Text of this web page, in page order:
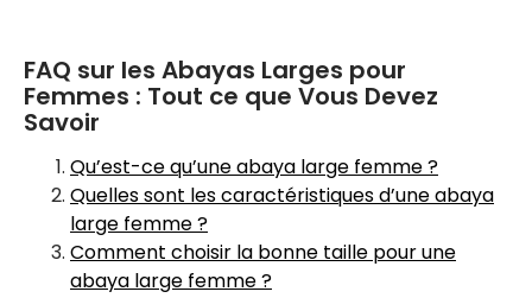
FAQ sur les Abayas Larges pour
Femmes : Tout ce que Vous Devez
Savoir
Qu’est-ce qu’une abaya large femme ?
Quelles sont les caractéristiques d’une abaya
large femme ?
Comment choisir la bonne taille pour une
abaya large femme ?